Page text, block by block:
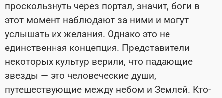
проскользнуть через портал, значит, боги в
этот момент наблюдают за ними и могут
услышать их желания. Однако это не
единственная концепция. Представители
некоторых культур верили, что падающие
звезды — это человеческие души,
путешествующие между небом и Землей. Кто-